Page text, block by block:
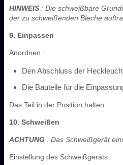
HINWEIS : Die schweißbare
der zu schweißenden Bleche
9. Einpassen
Anordnen :
Den Abschluss der
Die Bauteile für die
Das Teil in der Position halten.
10. Schweißen
ACHTUNG : Das Schweißgerät
Einstellung des Schweißgeräts :